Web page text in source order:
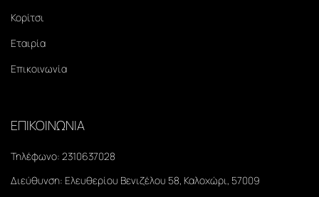
Κορίτσι
Εταιρία
Επικοινωνία
ΕΠΙΚΟΙΝΩΝΙΑ
Τηλέφωνο: 2310637028
Διεύθυνση: Ελευθερίου Βενιζέλου 58, Καλοχώρι, 57009